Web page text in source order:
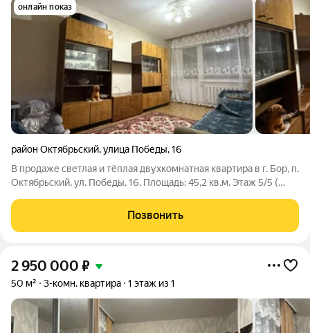
онлайн показ
район Октябрьский,улица Победы,16
В продаже светлая и тёплая двухкомнатная квартира в г. Бор, п.
Октябрьский, ул. Победы, 16. Площадь: 45,2 кв.м. Этаж 5/5 (
разные стороны - идеальный баланс света и прохлады.
Раздельный
Позвонить
2 950 000 ₽
50 м² 3-комн. квартира 1 этаж из 1